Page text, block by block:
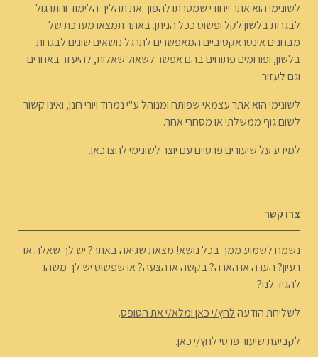
לשונימי הוא אתר ייחודי שמטרתו להפוך את תהליך הלימוד והתרגול
לבגרות בלשון לקל ופשוט ככל הניתן. באתר תמצאו מערכת של
מבחנים אינטראקטיביים המאפשרים לתרגל נושאים שונים לבגרות
בלשון, ופורומים פתוחים בהם אפשר לשאול שאלות, להיעזר באחרים
וגם לעזור.
לשונימי הוא אתר עצמאי שפותח ומנוהל ע"י נמרוד ויורי רונן, ואינו קשור
לשום גוף ממשלתי או מסחרי אחר.
למידע על שיעורים פרטיים עם יוצר לשונימילחצו כאן.
צרו קשר
נשמח לשמוע ממך בכל נושא! מצאת שגיאה באתר? יש לך שאלה או
רעיון? הערה או הארה? בקשה או הצעה? או שפשוט יש לך משהו
להגיד לנו?
לשליחת הודעהלחץ/י כאן ומלא/י את הטופס.
לקביעת שיעור פרטילחץ/י כאן.